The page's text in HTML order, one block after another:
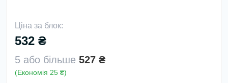
Ціна за блок:
532 ₴
5 або більше 527 ₴
(Економія 25 ₴)